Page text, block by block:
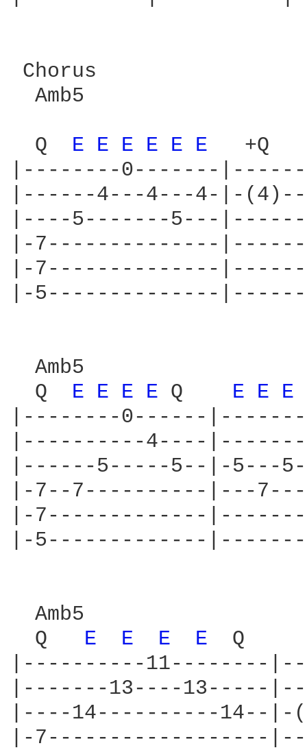
Chorus
  Q
E E E E E E
  +Q
|--------0-------
|------4---4---4-|-
|----5-------5---
|-7--------------|------
|-7--------------
|-5--------------
  Q
E E E E Q E E E
|--------0------
|----------4----
|------5-----5--|-5---
|-7--7----------|---
|-7-------------
|-5-------------
Amb5
  Q
E E E E
Q
|----------11--------
|-------13----13-----
|----14----------14--
|-7------------------